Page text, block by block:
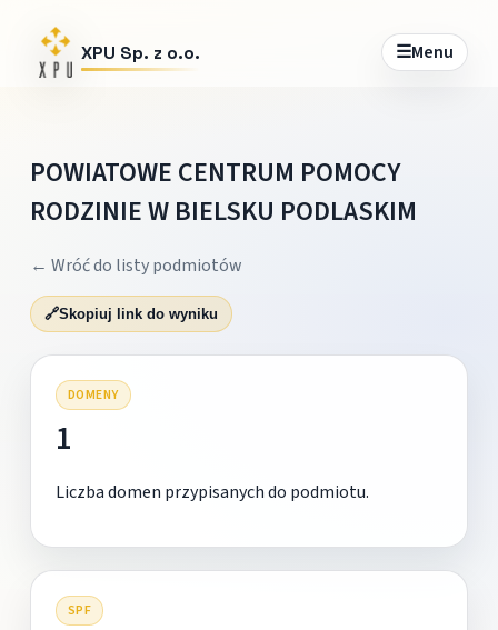
XPU Sp. z o.o. ☰Menu
POWIATOWE CENTRUM POMOCY
RODZINIE W BIELSKU PODLASKIM
← Wróć do listy podmiotów
🔗Skopiuj link do wyniku
DOMENY
1
Liczba domen przypisanych do podmiotu.
SPF